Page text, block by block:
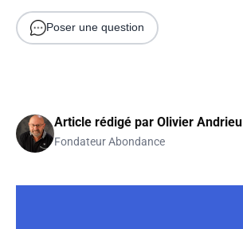
Poser une question
Article rédigé par Olivier Andrieu
Fondateur Abondance